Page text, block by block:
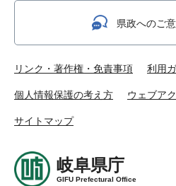
県政へのご
リンク・著作権・免責事項 利用
個人情報保護の考え方 ウェブア
サイトマップ
岐阜県庁
GIFU Prefectural Office